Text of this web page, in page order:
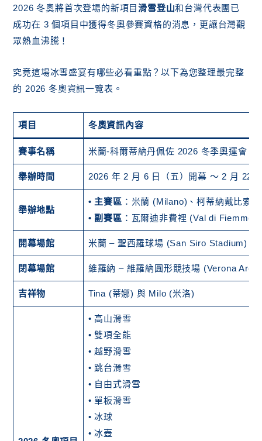
2026 冬奧將首次登場的新項目滑雪登山和台灣代表團已
成功在 3 個項目中獲得冬奧參賽資格的消息，更讓台灣觀
眾熱血沸騰！
究竟這場冰雪盛宴有哪些必看重點？以下為您整理最完整
的 2026 冬奧資訊一覽表。
項目 冬奧資訊內容
賽事名稱 米蘭-科爾蒂納丹佩佐 2026 冬季奧運會
舉辦時間 2026 年 2 月 6 日（五）開幕 ～ 2 月 22
舉辦地點
• 主賽區 ：米蘭 (Milano)、柯蒂納戴比索
• 副賽區 ：瓦爾迪非費裡 (Val di Fiemme)
開幕場館 米蘭 – 聖西羅球場 (San Siro Stadium)
閉幕場館 維羅納 – 維羅納圓形競技場 (Verona
吉祥物 Tina (蒂娜) 與 Milo (米洛)
• 高山滑雪
• 雙項全能
• 越野滑雪
• 跳台滑雪
• 自由式滑雪
• 單板滑雪
• 冰球
• 冰壺